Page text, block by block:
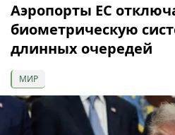
Аэропорты ЕС
биометрическую
длинных очередей
МИР